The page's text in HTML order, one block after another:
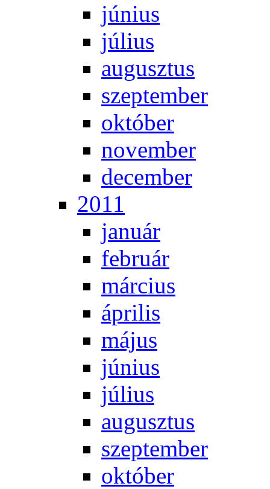
jú­ni­us
jú­li­us
au­gusz­tus
szep­tem­ber
ok­tó­ber
no­vem­ber
de­cem­ber
2011
ja­nu­ár
feb­ru­ár
már­ci­us
áp­ri­lis
má­jus
jú­ni­us
jú­li­us
au­gusz­tus
szep­tem­ber
ok­tó­ber